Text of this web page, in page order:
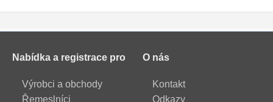
Nabídka a registrace pro
Výrobci a obchody
Řemeslníci
O nás
Kontakt
Odkazy